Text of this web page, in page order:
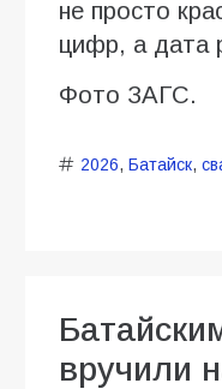
не просто
цифр, а дата
Фото ЗАГС.
2026, Батайск,
вручили